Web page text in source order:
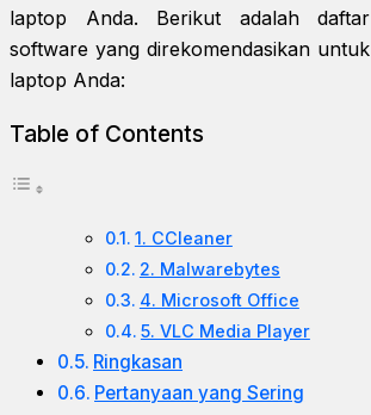
laptop Anda. Berikut adalah daftar
software yang direkomendasikan untuk
laptop Anda:
Table of Contents
1. CCleaner
2. Malwarebytes
4. Microsoft Office
5. VLC Media Player
Ringkasan
Pertanyaan yang Sering